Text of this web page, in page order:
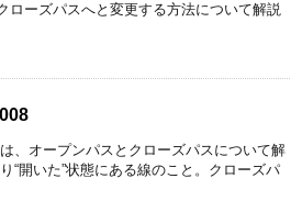
ローズパスへと変更する方法について解説
、オープンパスとクローズパスについて解
“開いた”状態にある線のこと。クローズパ